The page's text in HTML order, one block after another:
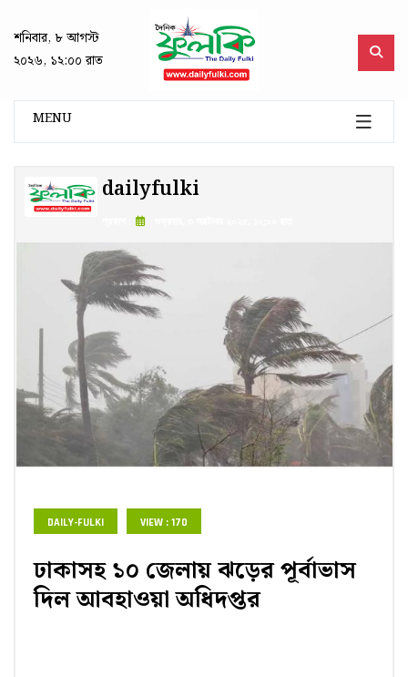
শনিবার, ৮ আগস্ট
২০২৬, ১২:০০ রাত
MENU
dailyfulki
DAILY-FULKI VIEW : 170
ঢাকাসহ ১০ জেলায় ঝড়ের পূর্বাভাস
দিল আবহাওয়া অধিদপ্তর